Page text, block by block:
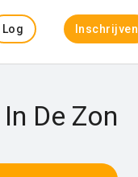
Log
Inschrijven
De Zon